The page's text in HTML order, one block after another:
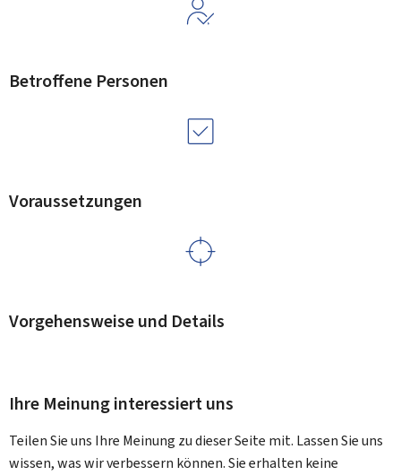
Betroffene Personen
Voraussetzungen
Vorgehensweise und Details
Ihre Meinung interessiert uns
Teilen Sie uns Ihre Meinung zu dieser Seite mit. Lassen Sie uns
wissen, was wir verbessern können. Sie erhalten keine